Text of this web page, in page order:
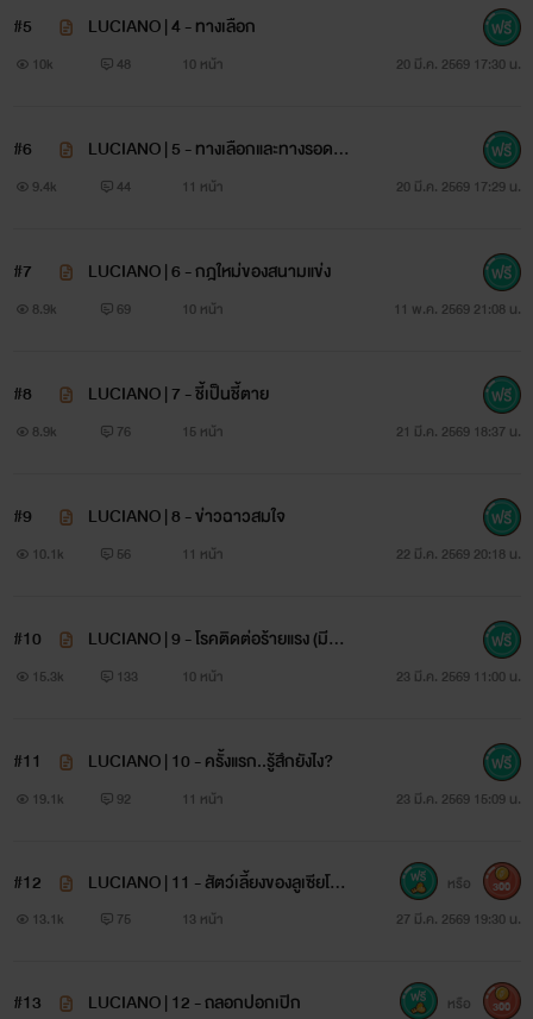
#5 LUCIANO | 4 - ทางเลือก
10k 48 10 หน้า 20 มี.ค. 2569 17:30 น.
#6
LUCIANO | 5 - ทางเลือกและทางรอดเดี
ยว
9.4k 44 11 หน้า 20 มี.ค. 2569 17:29 น.
#7 LUCIANO | 6 - กฎใหม่ของสนามแข่ง
8.9k 69 10 หน้า 11 พ.ค. 2569 21:08 น.
#8 LUCIANO | 7 - ชี้เป็นชี้ตาย
8.9k 76 15 หน้า 21 มี.ค. 2569 18:37 น.
#9 LUCIANO | 8 - ข่าวฉาวสมใจ
10.1k 56 11 หน้า 22 มี.ค. 2569 20:18 น.
#10
LUCIANO | 9 - โรคติดต่อร้ายแรง (มีภา
พประกอบ)
15.3k 133 10 หน้า 23 มี.ค. 2569 11:00 น.
#11 LUCIANO | 10 - ครั้งแรก..รู้สึกยังไง?
19.1k 92 11 หน้า 23 มี.ค. 2569 15:09 น.
#12
LUCIANO | 11 - สัตว์เลี้ยงของลูเซียโน่
(มีภาพประกอบ)
13.1k 75 13 หน้า 27 มี.ค. 2569 19:30 น.
หรือ 300
#13 LUCIANO | 12 - ถลอกปอกเปิก หรือ 300